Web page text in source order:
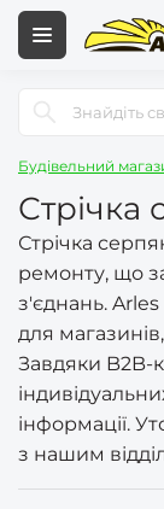
Будівельний
Стрічка
Стрічка
ремонту, що
з'єднань.
для
Завдяки B2B-
інформації.
з нашим